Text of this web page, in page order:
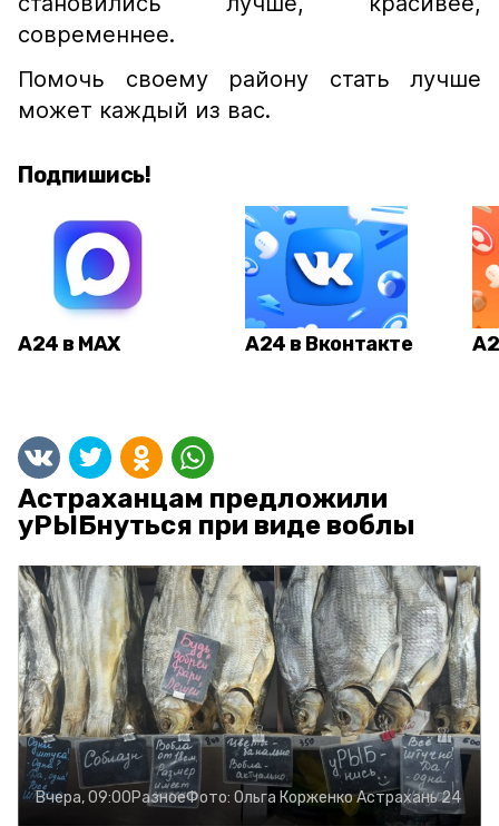
современнее.
Помочь своему району стать лучше
может каждый из вас.
Подпишись!
А24 в MAX А24 в Вконтакте
Астраханцам предложили
уРЫБнуться при виде воблы
Вчера, 09:00РазноеФото: Ольга КорженкоАстрахань 24